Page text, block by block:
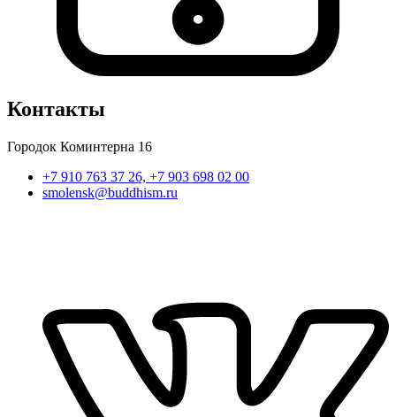
Контакты
Городок Коминтерна 16
+7 910 763 37 26, +7 903 698 02 00
smolensk@buddhism.ru